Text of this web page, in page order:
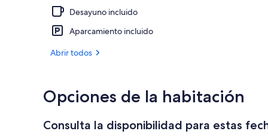
Desayuno incluido
Aparcamiento incluido
Abrir todos
Opciones de la habitación
Consulta la disponibilidad para estas